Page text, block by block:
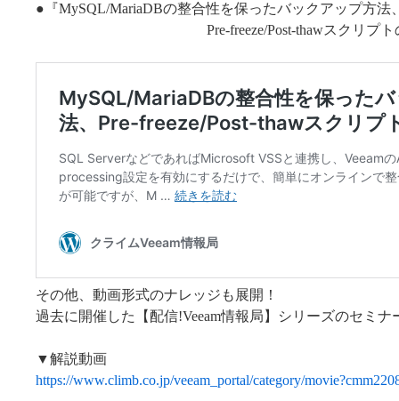
●『MySQL/MariaDBの整合性を保ったバックアップ方法
Pre-freeze/Post-thawスクリプトの
その他、動画形式のナレッジも展開！
過去に開催した【配信!Veeam情報局】シリーズのセミナ
▼解説動画
https://www.climb.co.jp/veeam_portal/category/